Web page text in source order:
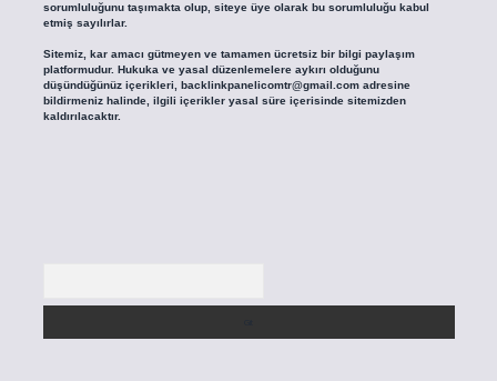
sorumluluğunu taşımakta olup, siteye üye olarak bu sorumluluğu kabul
etmiş sayılırlar.
Sitemiz, kar amacı gütmeyen ve tamamen ücretsiz bir bilgi paylaşım
platformudur. Hukuka ve yasal düzenlemelere aykırı olduğunu
düşündüğünüz içerikleri, backlinkpanelicomtr@gmail.comadresine
bildirmeniz halinde, ilgili içerikler yasal süre içerisinde sitemizden
kaldırılacaktır.